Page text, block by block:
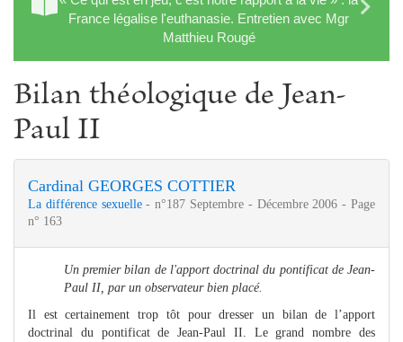
France légalise l'euthanasie. Entretien avec Mgr
Matthieu Rougé
Bilan théologique de Jean-
Paul II
Cardinal GEORGES COTTIER
La différence sexuelle- n°187 Septembre - Décembre 2006 - Page
n° 163
Un premier bilan de l'apport doctrinal du pontificat de Jean-
Paul II, par un observateur bien placé.
Il est certainement trop tôt pour dresser un bilan de l’apport
doctrinal du pontificat de Jean-Paul II. Le grand nombre des